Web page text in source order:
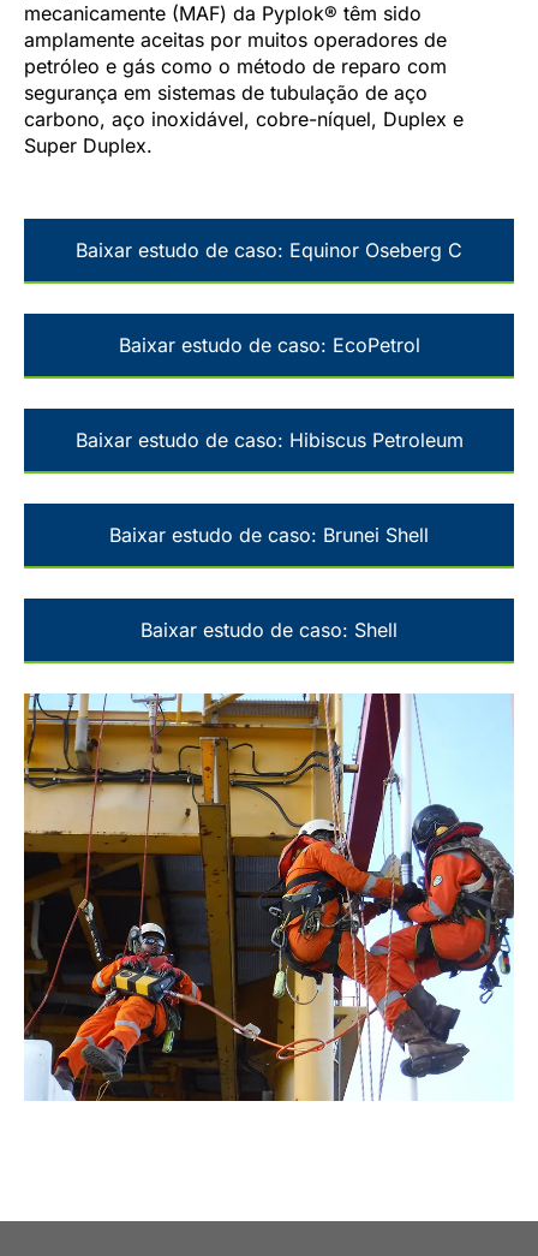
mecanicamente (MAF) da Pyplok® têm sido
amplamente aceitas por muitos operadores de
petróleo e gás como o método de reparo com
segurança em sistemas de tubulação de aço
carbono, aço inoxidável, cobre-níquel, Duplex e
Super Duplex.
Baixar estudo de caso: Equinor Oseberg C
Baixar estudo de caso: EcoPetrol
Baixar estudo de caso: Hibiscus Petroleum
Baixar estudo de caso: Brunei Shell
Baixar estudo de caso: Shell